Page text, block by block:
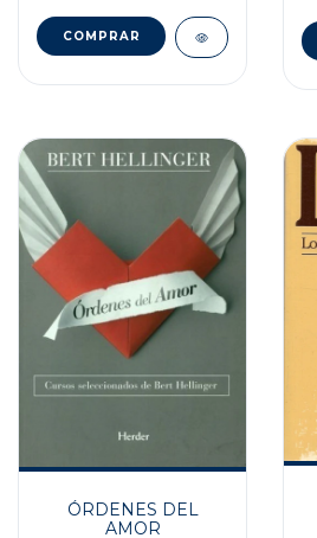
ÓRDENES DEL
AMOR